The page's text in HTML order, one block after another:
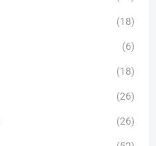
(18)
(6)
(18)
(26)
(26)